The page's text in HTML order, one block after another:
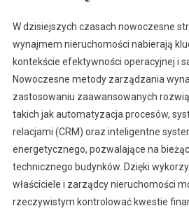
W dzisiejszych czasach nowoczesne
wynajmem nieruchomości nabierają
kontekście efektywności operacyjnej i
Nowoczesne metody zarządzania
zastosowaniu zaawansowanych
takich jak automatyzacja procesów,
relacjami (CRM) oraz inteligentne
energetycznego, pozwalające na
technicznego budynków. Dzięki
właściciele i zarządcy nieruchomości
rzeczywistym kontrolować kwestie